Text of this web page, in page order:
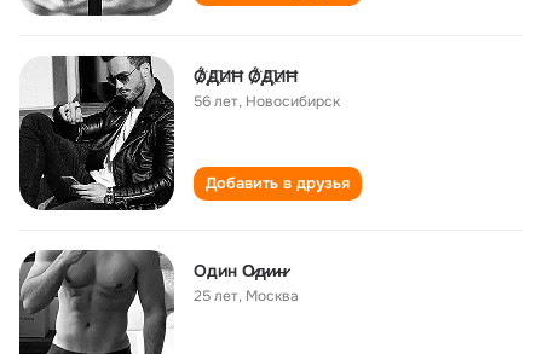
Ǿ҉Д҈ИĦ Ǿ҉Д҈ИĦ
56 лет, Новосибирск
Добавить в друзья
Один О̷д̷и̷н̷
25 лет, Москва